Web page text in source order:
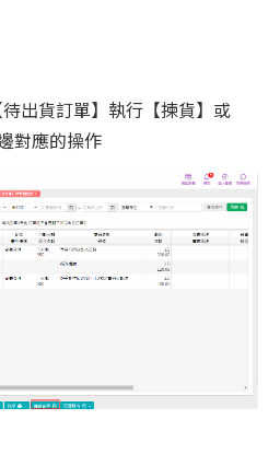
出貨訂單】執行【揀貨】或
對應的操作